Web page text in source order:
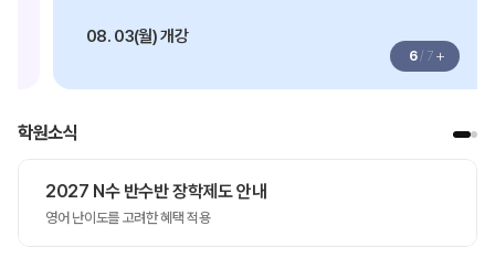
08. 03(월) 개강
6/ 7 +
학원소식
2027 N수 반수반 장학제도 안내
영어 난이도를 고려한 혜택 적용